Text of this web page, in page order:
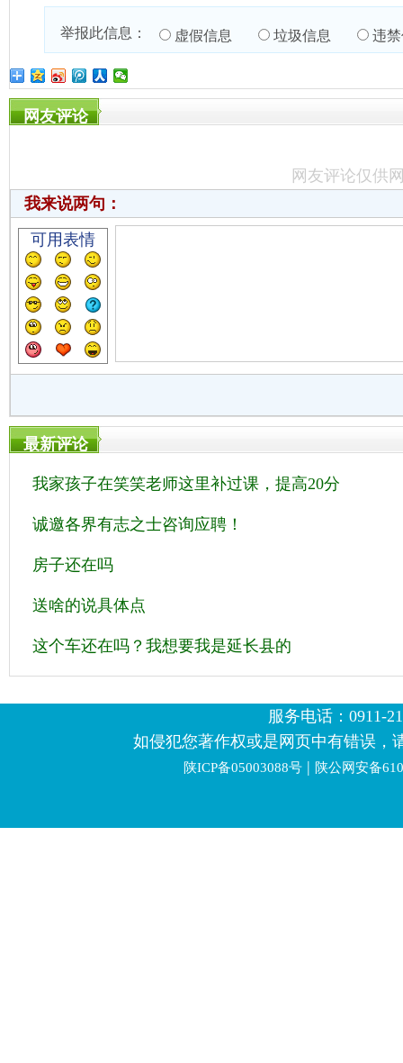
举报此信息： 虚假信息 垃圾信息 违
网友评论
网友评论仅供
我来说两句：
可用表情
最新评论
我家孩子在笑笑老师这里补过课，提高20分
诚邀各界有志之士咨询应聘！
房子还在吗
送啥的说具体点
这个车还在吗？我想要我是延长县的
服务电话：0911-
如侵犯您著作权或是网页中有错误，
陕ICP备05003088号 | 陕公网安备